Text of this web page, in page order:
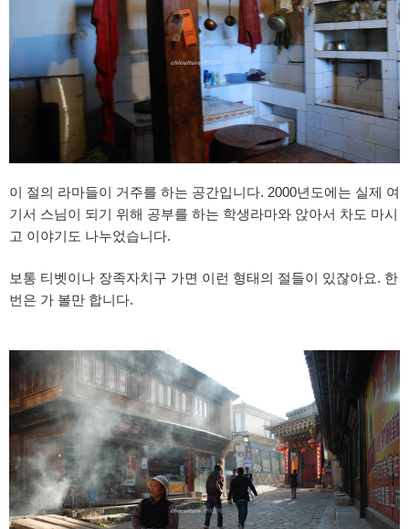
이 절의 라마들이 거주를 하는 공간입니다. 2000년도에는 실제 여
기서 스님이 되기 위해 공부를 하는 학생라마와 앉아서 차도 마시
고 이야기도 나누었습니다.
보통 티벳이나 장족자치구 가면 이런 형태의 절들이 있잖아요. 한
번은 가 볼만 합니다.